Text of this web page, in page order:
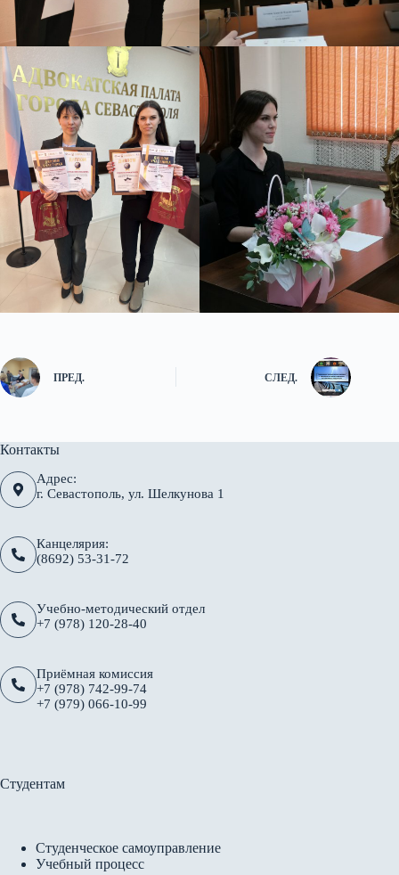
ПРЕД. СЛЕД.
Контакты
Адрес:
г. Севастополь, ул. Шелкунова 1
Канцелярия:
(8692) 53-31-72
Учебно-методический отдел
+7 (978) 120-28-40
Приёмная комиссия
+7 (978) 742-99-74
+7 (979) 066-10-99
Студентам
Студенческое самоуправление
Учебный процесс